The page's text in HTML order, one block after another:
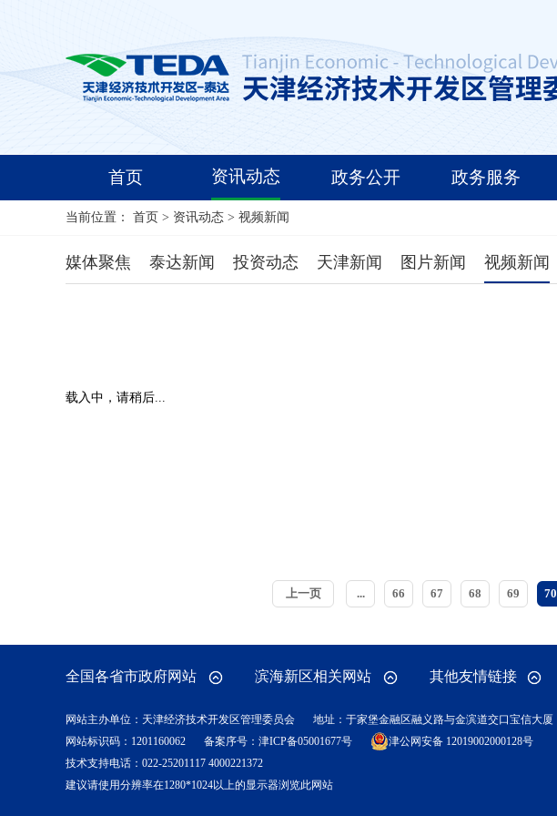
首页 资讯动态 政务公开 政务服务
当前位置： 首页 > 资讯动态 > 视频新闻
媒体聚焦 泰达新闻 投资动态 天津新闻 图片新闻 视频新闻
载入中，请稍后...
上一页 ... 66 67 68 69 70
全国各省市政府网站 滨海新区相关网站 其他友情链接
网站主办单位：天津经济技术开发区管理委员会 地址：于家堡金融区融义路与金滨道交口宝信大厦
网站标识码：1201160062
备案序号： 津ICP备05001677号
津公网安备 12019002000128号
技术支持电话：022-25201117 4000221372
建议请使用分辨率在1280*1024以上的显示器浏览此网站